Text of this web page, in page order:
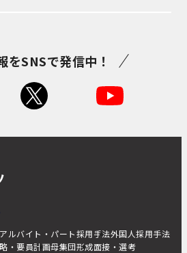
をSNSで発信中！
アルバイト・パート採用手法外国人採用手法
・要員計画母集団形成面接・選考